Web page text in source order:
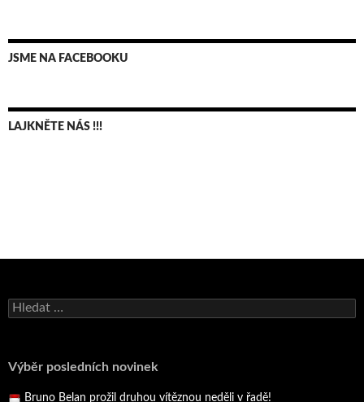
JSME NA FACEBOOKU
LAJKNĚTE NÁS !!!
Vyhledávání
Výběr posledních novinek
Andy Appleton obhájil dlouhodrážní titul!
Pražský přebor neskrblil překvapeními!